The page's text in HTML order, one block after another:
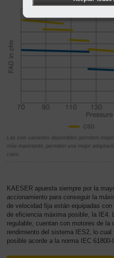
Las seis variantes disponibles permiten
más importante, permiten una mejor
caso.
KAESER apuesta siempre por la
accionamiento para conseguir la
de velocidad fija están equipadas
de eficiencia máxima posible, la IE4.
regulable, cuentan con motores de
rendimiento del sistema IES2, lo
posible acorde a la norma IEC 61800-